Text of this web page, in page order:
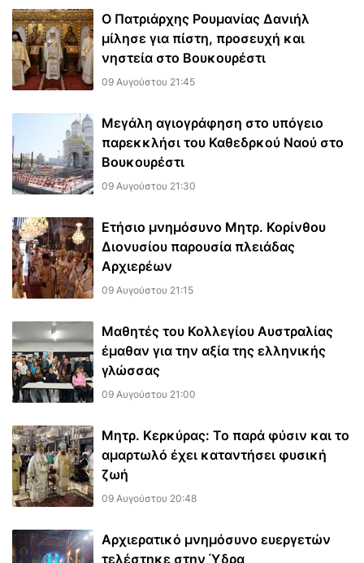
Ο Πατριάρχης Ρουμανίας Δανιήλ
μίλησε για πίστη, προσευχή και
νηστεία στο Βουκουρέστι
09 Αυγούστου 21:45
Μεγάλη αγιογράφηση στο υπόγειο
παρεκκλήσι του Καθεδρκού Ναού στο
Βουκουρέστι
09 Αυγούστου 21:30
Ετήσιο μνημόσυνο Μητρ. Κορίνθου
Διονυσίου παρουσία πλειάδας
Αρχιερέων
09 Αυγούστου 21:15
Μαθητές του Κολλεγίου Αυστραλίας
έμαθαν για την αξία της ελληνικής
γλώσσας
09 Αυγούστου 21:00
Μητρ. Κερκύρας: Το παρά φύσιν και το
αμαρτωλό έχει καταντήσει φυσική
ζωή
09 Αυγούστου 20:48
Αρχιερατικό μνημόσυνο ευεργετών
τελέστηκε στην Ύδρα